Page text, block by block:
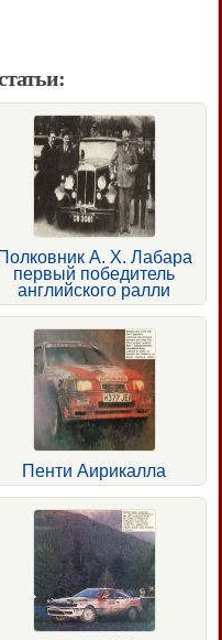
Полковник А. X. Лабара
первый победитель
английского ралли
Пенти Аирикалла